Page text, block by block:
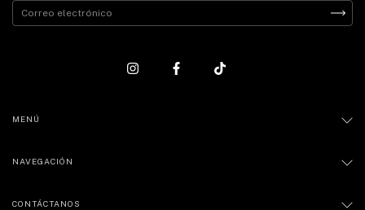
MENÚ
NAVEGACIÓN
CONTÁCTANOS